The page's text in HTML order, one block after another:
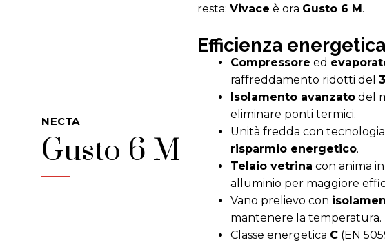
NECTA
Gusto 6 M
resta: Vivace è ora Gusto 6 M.
Efficienza energetica
Compressore ed
raffreddamento ridotti del
Isolamento avanzatodel
eliminare ponti termici.
Unità fredda con tecnologia
risparmio energetico.
Telaio vetrina con anima
alluminio per maggiore
Vano prelievo con
mantenere la temperatura.
Classe energetica C(EN